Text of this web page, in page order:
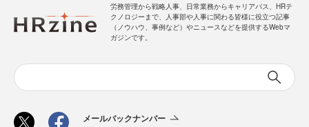
労務管理から戦略人事、日常業務からキャリアパス、HRテ
クノロジーまで、人事部や人事に関わる皆様に役立つ記事
（ノウハウ、事例など）やニュースなどを提供するWebマ
ガジンです。
メールバックナンバー